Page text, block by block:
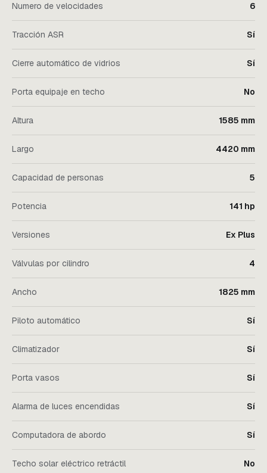
Numero de velocidades 6
Tracción ASR Sí
Cierre automático de vidrios Sí
Porta equipaje en techo No
Altura 1585 mm
Largo 4420 mm
Capacidad de personas 5
Potencia 141 hp
Versiones Ex Plus
Válvulas por cilindro 4
Ancho 1825 mm
Piloto automático Sí
Climatizador Sí
Porta vasos Sí
Alarma de luces encendidas Sí
Computadora de abordo Sí
Techo solar eléctrico retráctil No